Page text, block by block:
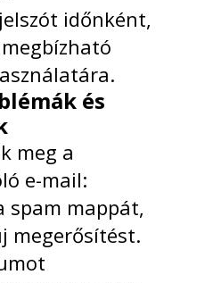
időnként,
és
meg a
e-mail:
spam mappát,
megerősítést.